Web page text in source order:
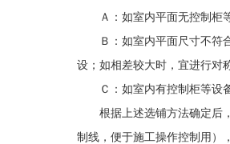
Ａ：如室内平面无控制柜等
Ｂ：如室内平面尺寸不符合
设；如相差较大时，宜进行对
Ｃ：如室内有控制柜等设备
根据上述选铺方法确定后，
制线，便于施工操作控制用）